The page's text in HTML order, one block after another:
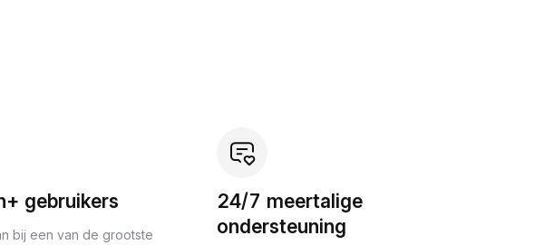
gebruikers
bij een van de grootste
24/7 meertalige
ondersteuning